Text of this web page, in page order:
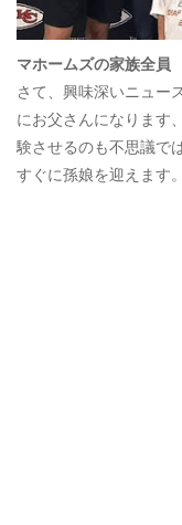
マホームズの家族全員
さて、興味深いニュー
にお父さんになります
験させるのも不思議で
すぐに孫娘を迎えます。